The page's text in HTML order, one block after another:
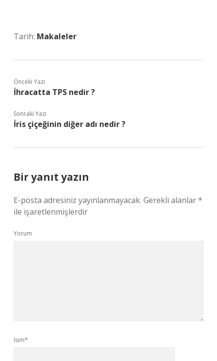
Tarih: Makaleler
Önceki Yazı
İhracatta TPS nedir ?
Sonraki Yazı
İris çiçeğinin diğer adı nedir ?
Bir yanıt yazın
E-posta adresiniz yayınlanmayacak. Gerekli alanlar*
ile işaretlenmişlerdir
Yorum
İsim*